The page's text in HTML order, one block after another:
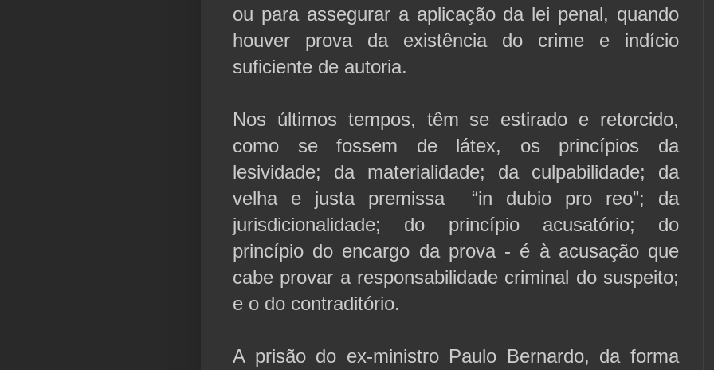
ou para assegurar a aplicação da lei penal, quando
houver prova da existência do crime e indício
suficiente de autoria.
Nos últimos tempos, têm se estirado e retorcido,
como se fossem de látex, os princípios da
lesividade; da materialidade; da culpabilidade; da
velha e justa premissa “in dubio pro reo”; da
jurisdicionalidade; do princípio acusatório; do
princípio do encargo da prova - é à acusação que
cabe provar a responsabilidade criminal do suspeito;
e o do contraditório.
A prisão do ex-ministro Paulo Bernardo, da forma